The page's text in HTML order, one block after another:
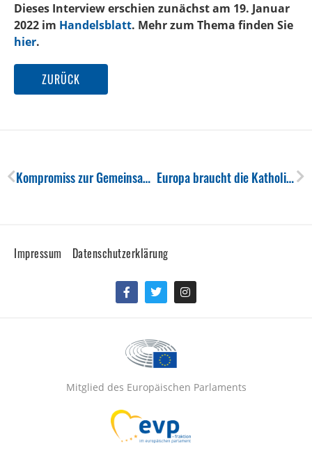
Dieses Interview erschien zunächst am 19. Januar
2022 im Handelsblatt. Mehr zum Thema finden Sie
hier.
ZURÜCK
Kompromiss zur Gemeinsamen Agrarpolitik Europa braucht die Katholische Kirche
Impressum Datenschutzerklärung
f
Mitglied des Europäischen Parlaments